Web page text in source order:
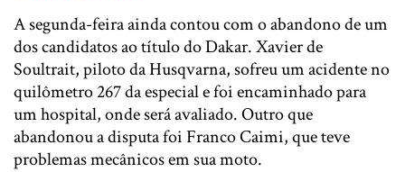
A segunda-feira ainda contou com o abandono de um
dos candidatos ao título do Dakar. Xavier de
Soultrait, piloto da Husqvarna, sofreu um acidente no
quilômetro 267 da especial e foi encaminhado para
um hospital, onde será avaliado. Outro que
abandonou a disputa foi Franco Caimi, que teve
problemas mecânicos em sua moto.